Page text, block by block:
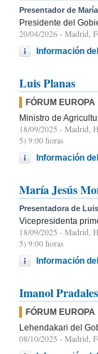
Presentador de
Presidente del
20/04/2026 - Madrid,
Información
Luis Planas
FÓRUM EUROPA
Ministro de
18/09/2025 - Madrid,
5) 9:00 horas
Información
María Jesús
Presentadora de
Vicepresidenta
18/09/2025 - Madrid,
5) 9:00 horas
Información
Imanol Pradales
FÓRUM EUROPA
Lehendakari del
08/10/2025 - Madrid,